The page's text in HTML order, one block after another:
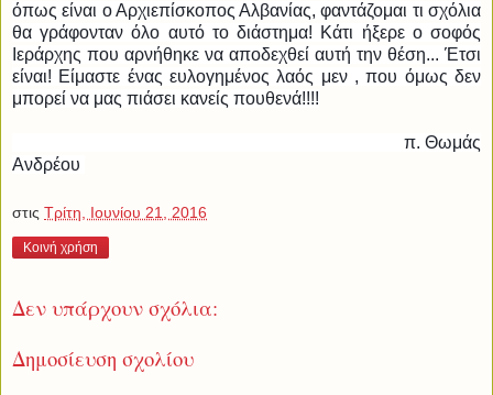
όπως είναι ο Αρχιεπίσκοπος Αλβανίας, φαντάζομαι τι σχόλια
θα γράφονταν όλο αυτό το διάστημα! Κάτι ήξερε ο σοφός
Ιεράρχης που αρνήθηκε να αποδεχθεί αυτή την θέση... Έτσι
είναι! Είμαστε ένας ευλογημένος λαός μεν , που όμως δεν
μπορεί να μας πιάσει κανείς πουθενά!!!!
π. Θωμάς
Ανδρέου
στις Τρίτη, Ιουνίου 21, 2016
Κοινή χρήση
Δεν υπάρχουν σχόλια:
Δημοσίευση σχολίου